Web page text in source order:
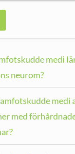
medi
neurom?
medi
med